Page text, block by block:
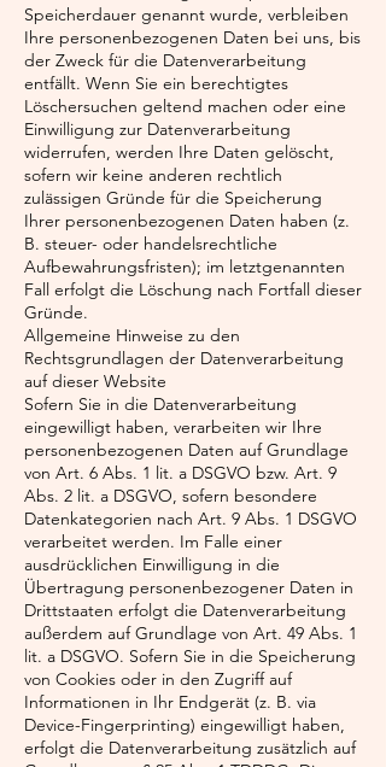
Speicherdauer genannt wurde, verbleiben
Ihre personenbezogenen Daten bei uns, bis
der Zweck für die Datenverarbeitung
entfällt. Wenn Sie ein berechtigtes
Löschersuchen geltend machen oder eine
Einwilligung zur Datenverarbeitung
widerrufen, werden Ihre Daten gelöscht,
sofern wir keine anderen rechtlich
zulässigen Gründe für die Speicherung
Ihrer personenbezogenen Daten haben (z.
B. steuer- oder handelsrechtliche
Aufbewahrungsfristen); im letztgenannten
Fall erfolgt die Löschung nach Fortfall dieser
Gründe.
Allgemeine Hinweise zu den
Rechtsgrundlagen der Datenverarbeitung
auf dieser Website
Sofern Sie in die Datenverarbeitung
eingewilligt haben, verarbeiten wir Ihre
personenbezogenen Daten auf Grundlage
von Art. 6 Abs. 1 lit. a DSGVO bzw. Art. 9
Abs. 2 lit. a DSGVO, sofern besondere
Datenkategorien nach Art. 9 Abs. 1 DSGVO
verarbeitet werden. Im Falle einer
ausdrücklichen Einwilligung in die
Übertragung personenbezogener Daten in
Drittstaaten erfolgt die Datenverarbeitung
außerdem auf Grundlage von Art. 49 Abs. 1
lit. a DSGVO. Sofern Sie in die Speicherung
von Cookies oder in den Zugriff auf
Informationen in Ihr Endgerät (z. B. via
Device-Fingerprinting) eingewilligt haben,
erfolgt die Datenverarbeitung zusätzlich auf